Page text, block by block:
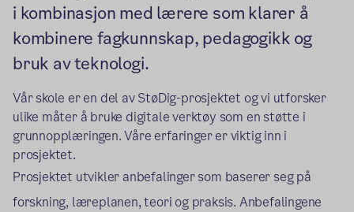
i kombinasjon med lærere som klarer å
kombinere fagkunnskap, pedagogikk og
bruk av teknologi.
Vår skole er en del av StøDig-prosjektet og vi utforsker
ulike måter å bruke digitale verktøy som en støtte i
grunnopplæringen. Våre erfaringer er viktig inn i
prosjektet.
Prosjektet utvikler anbefalinger som baserer seg på
forskning, læreplanen, teori og praksis. Anbefalingene